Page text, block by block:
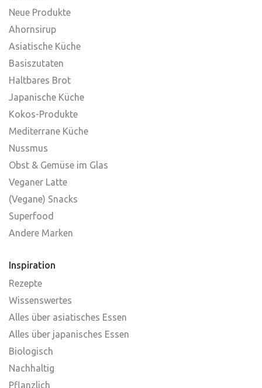
Neue Produkte
Ahornsirup
Asiatische Küche
Basiszutaten
Haltbares Brot
Japanische Küche
Kokos-Produkte
Mediterrane Küche
Nussmus
Obst & Gemüse im Glas
Veganer Latte
(Vegane) Snacks
Superfood
Andere Marken
Inspiration
Rezepte
Wissenswertes
Alles über asiatisches Essen
Alles über japanisches Essen
Biologisch
Nachhaltig
Pflanzlich